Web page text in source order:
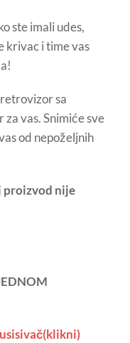
ste imali udes,
krivac i time vas
sa
vas. Snimiće sve
od nepoželjnih
proizvod nije